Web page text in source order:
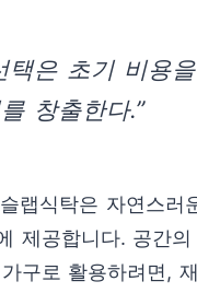
택은 초기 비용
창출한다.”
랩식탁은 자연스러
제공합니다. 공간
구로 활용하려면,